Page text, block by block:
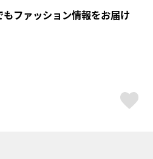
もファッション情報をお届け